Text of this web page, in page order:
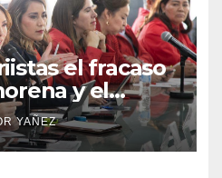
el fracaso
y el
YAÑEZ